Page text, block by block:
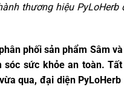
thương hiệu
phối sản phẩm Sâm
sức khỏe an toàn.
qua, đại diện